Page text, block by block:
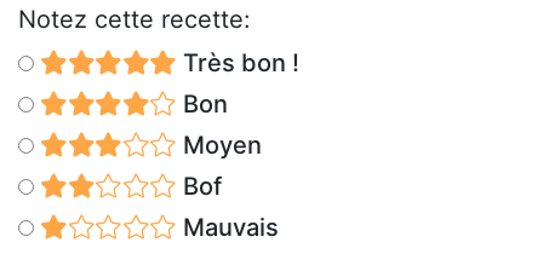
Notez cette recette:
Très bon !
Bon
Moyen
Bof
Mauvais